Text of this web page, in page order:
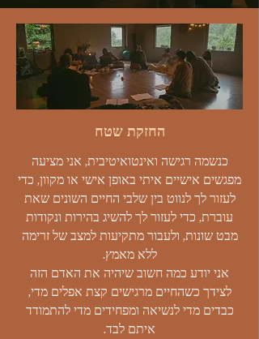
החזקת שטח
כנשמה רגישה ואינטואיטיבית, אני מציעה
מפגשים אישיים איתי באופן אישי או מקוון, כדי
לעזור לך לנווט בין שלבי החיים השונים שאת
עוברת, כדי לעזור לך להשיג בהירות ונקודות
מבט שונות, ולעבור מתקיעות למצב של זרימה
ללא מאמץ.
אני יודע כמה חשוב שיהיה את האדם הזה
לצידך כשהחיים מרגישים קצת אפלים מדי,
כבדים מדי לנשיאה ומפחידים מדי להתמודד
איתם לבד.